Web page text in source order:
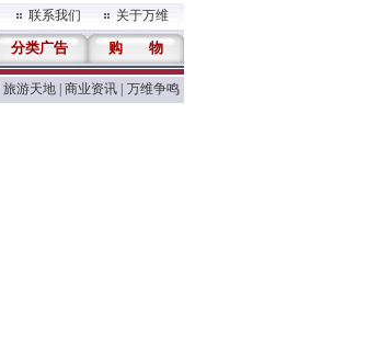
联系我们 关于万维
分类广告 购 物
旅游天地 商业资讯 万维争鸣